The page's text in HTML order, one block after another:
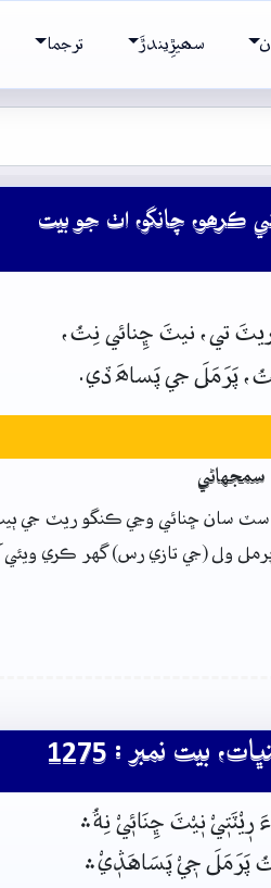
سھيڙِيندڙَ ترجما
ڪرھو، چانگو، اٺ جو بيت
تي، نيٽَ ڇِنائي نِتُ،
پَرَمَلَ جي پَساھَ ڏي.
سمجهاڻي
سان ڇنائي وڃي ڪنگو ريٽ جي
ول (جي تازي رس) گهر ڪري ويئي
بيت نمبر : 1275
نٖيْٽَ ڇِنَائٖيْ نِةُ﮶
پَرَمَلَ جٖيْ پَسَاهَڎٖيْ﮶